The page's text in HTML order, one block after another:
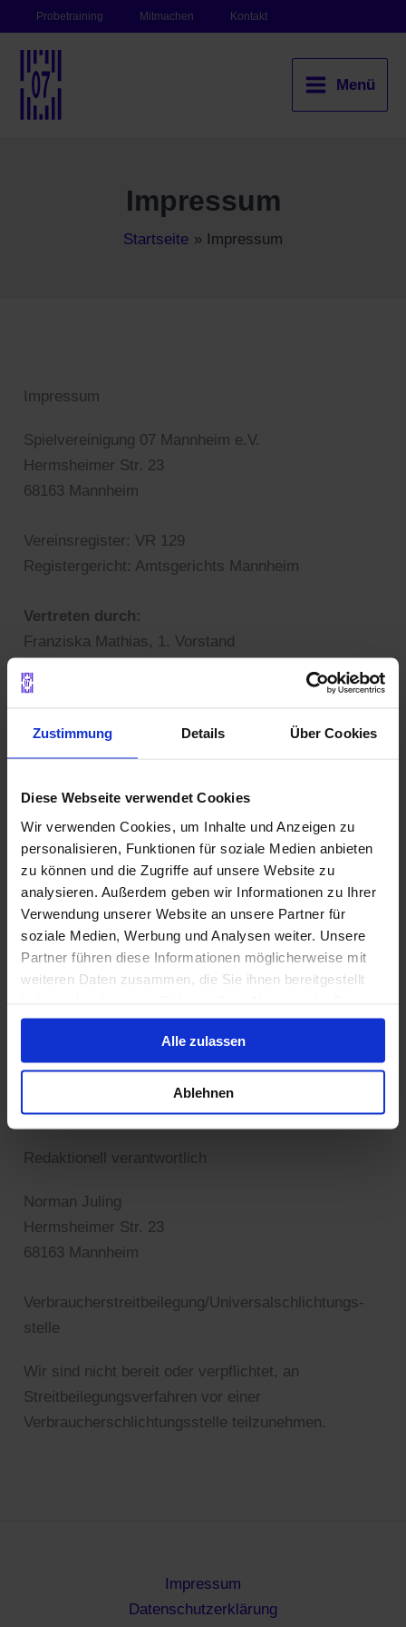
Zustimmung Details Über Cookies
Diese Webseite verwendet Cookies
Wir verwenden Cookies, um Inhalte und Anzeigen zu
personalisieren, Funktionen für soziale Medien anbieten
zu können und die Zugriffe auf unsere Website zu
analysieren. Außerdem geben wir Informationen zu Ihrer
Verwendung unserer Website an unsere Partner für
soziale Medien, Werbung und Analysen weiter. Unsere
Partner führen diese Informationen möglicherweise mit
weiteren Daten zusammen, die Sie ihnen bereitgestellt
gesammelt haben.
Alle zulassen
Ablehnen
Inhalt
springen
Probetraining Mitmachen Kontakt
Main
Menü
Impressum
Startseite Impressum
Impressum
Spielvereinigung 07 Mannheim e.V.
Hermsheimer Str. 23
68163 Mannheim
Vereinsregister: VR 129
Registergericht: Amtsgerichts Mannheim
Vertreten durch:
Franziska Mathias, 1. Vorstand
68163 Mannheim
E-Mail: webmaster@spvgg07.de
Angaben zur Berufs­haftpflicht­versicherung
Name und Sitz des Versicherers:
Badischer Sportbund (BSB) Nord im
Landessportverband Baden-Württemberg e.V.
Baden-Württemberg
Redaktionell verantwortlich
Norman Juling
Hermsheimer Str. 23
68163 Mannheim
Verbraucher­streit­beilegung/Universal­schlichtungs­
stelle
Wir sind nicht bereit oder verpflichtet, an
Streitbeilegungsverfahren vor einer
Verbraucherschlichtungsstelle teilzunehmen.
Impressum
Datenschutzerklärung